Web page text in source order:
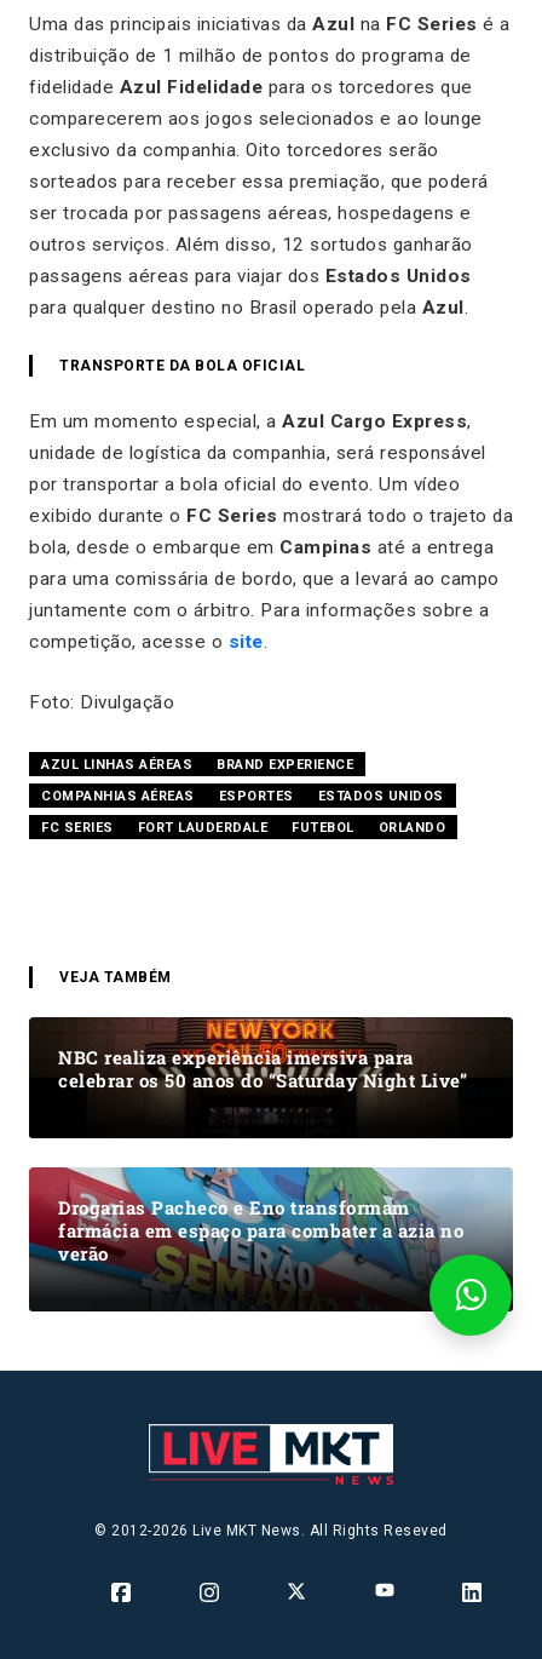
Uma das principais iniciativas da Azul na FC Series é a
distribuição de 1 milhão de pontos do programa de
fidelidade Azul Fidelidade para os torcedores que
comparecerem aos jogos selecionados e ao lounge
exclusivo da companhia. Oito torcedores serão
sorteados para receber essa premiação, que poderá
ser trocada por passagens aéreas, hospedagens e
outros serviços. Além disso, 12 sortudos ganharão
passagens aéreas para viajar dos Estados Unidos
para qualquer destino no Brasil operado pela Azul.
TRANSPORTE DA BOLA OFICIAL
Em um momento especial, a Azul Cargo Express,
unidade de logística da companhia, será responsável
por transportar a bola oficial do evento. Um vídeo
exibido durante o FC Series mostrará todo o trajeto da
bola, desde o embarque em Campinas até a entrega
para uma comissária de bordo, que a levará ao campo
juntamente com o árbitro. Para informações sobre a
competição, acesse o site.
Foto: Divulgação
AZUL LINHAS AÉREAS
BRAND EXPERIENCE
COMPANHIAS AÉREAS
ESPORTES
ESTADOS UNIDOS
FC SERIES
FORT LAUDERDALE FUTEBOL ORLANDO
VEJA TAMBÉM
NBC realiza experiência imersiva para
celebrar os 50 anos do “Saturday Night Live”
Drogarias Pacheco e Eno transformam
farmácia em espaço para combater a azia no
verão
© 2012-2026 Live MKT News. All Rights Reseved